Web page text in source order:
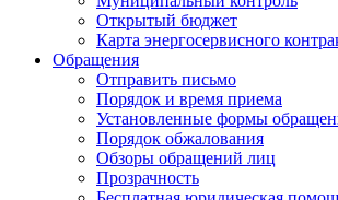
Открытый бюджет
Карта энергосервисного
Обращения
Отправить письмо
Порядок и время приема
Установленные формы
Порядок обжалования
Обзоры обращений лиц
Прозрачность